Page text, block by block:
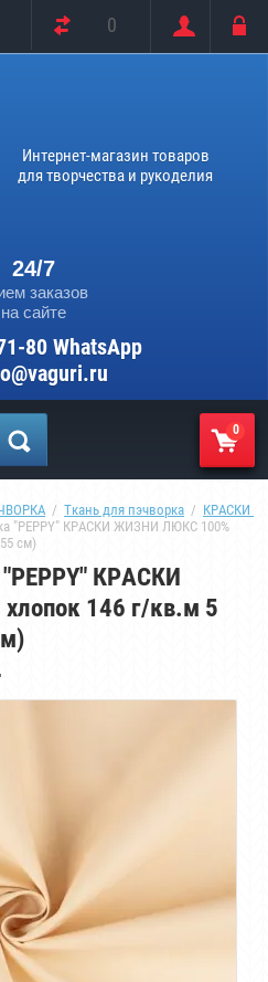
0
Интернет-магазин товаров
для творчества и рукоделия
24/7
заказов
на сайте
80 WhatsApp
0
  /
Ткань для пэчворка
  /
КРАСКИ
"PEPPY" КРАСКИ ЖИЗНИ ЛЮКС 100%
см)
КРАСКИ
146 г/кв.м 5